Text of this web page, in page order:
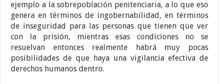
ejemplo a la sobrepoblación penitenciaria, a lo que eso
genera en términos de ingobernabilidad, en términos
de inseguridad para las personas que tienen que ver
con la prisión, mientras esas condiciones no se
resuelvan entonces realmente habrá muy pocas
posibilidades de que haya una vigilancia efectiva de
derechos humanos dentro.